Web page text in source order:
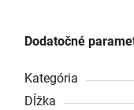
Dodatočné
Kategória
Dĺžka